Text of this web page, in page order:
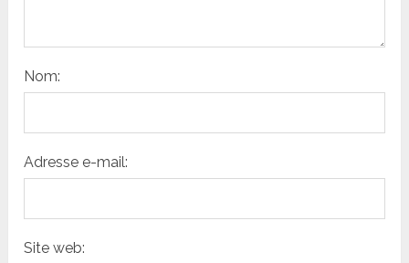
Nom:
Adresse e-mail:
Site web: